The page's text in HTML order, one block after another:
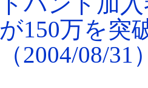
が150万を突
（2004/08/31